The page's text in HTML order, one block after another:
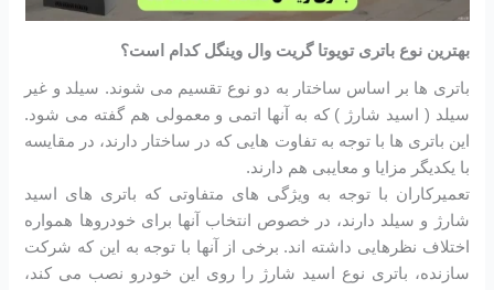
بهترین نوع باتری تویوتا گریت وال وینگل کدام است؟
باتری ها بر اساس ساختار به دو نوع تقسیم می شوند. سیلد و غیر
سیلد ( اسید شارژ ) که به آنها اتمی و معمولی هم گفته می شود.
این باتری ها با توجه به تفاوت هایی که در ساختار دارند، در مقایسه
با یکدیگر مزایا و معایبی هم دارند.
تعمیرکاران با توجه به ویژگی های متفاوتی که باتری های اسید
شارژ و سیلد دارند، در خصوص انتخاب آنها برای خودروها همواره
اختلاف نظرهایی داشته اند. برخی از آنها با توجه به این که شرکت
سازنده، باتری نوع اسید شارژ را روی این خودرو نصب می کند،